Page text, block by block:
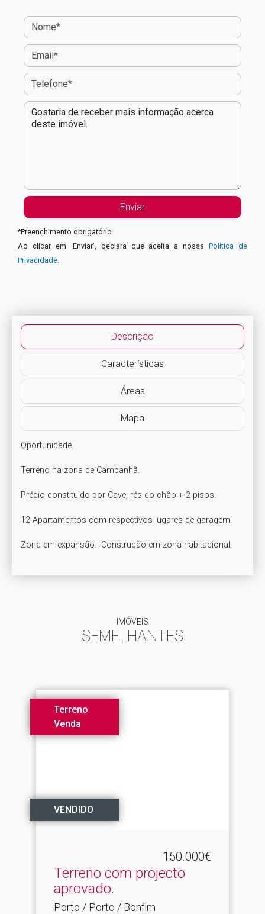
*Preenchimento obrigatório
Ao clicar em 'Enviar', declara que aceita a nossaPolítica de
Privacidade
Descrição
Características
Áreas
Mapa
Oportunidade.
Terreno na zona de Campanhã.
Prédio constituido por Cave, rés do chão + 2 pisos.
12 Apartamentos com respectivos lugares de garagem.
Zona em expansão.  Construção em zona habitacional.
IMÓVEIS
SEMELHANTES
Terreno
Venda
VENDIDO
150.000€
Terreno com projecto
aprovado.​
Porto / Porto / Bonfim